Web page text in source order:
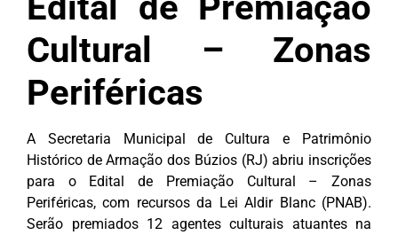
Cultural – Zonas
Periféricas
A Secretaria Municipal de Cultura e Patrimônio
Histórico de Armação dos Búzios (RJ) abriu inscrições
para o Edital de Premiação Cultural – Zonas
Periféricas, com recursos da Lei Aldir Blanc (PNAB).
Serão premiados 12 agentes culturais atuantes na